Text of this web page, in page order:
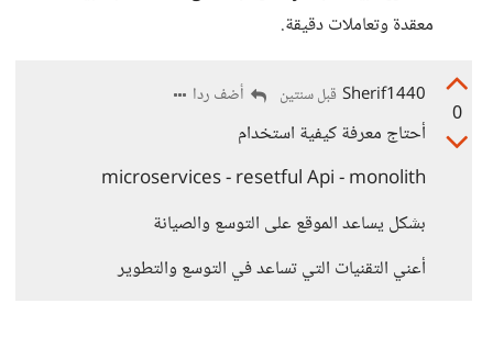
معقدة وتعاملات دقيقة.
0
Sherif1440 قبل سنتين أضف ردا
أحتاج معرفة كيفية استخدام
microservices - resetful Api - monolith
بشكل يساعد الموقع على التوسع والصيانة
أعني التقنيات التي تساعد في التوسع والتطوير